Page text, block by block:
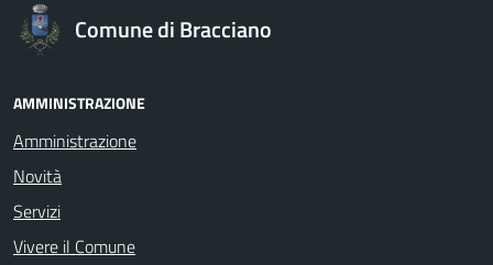
Comune di Bracciano
AMMINISTRAZIONE
Amministrazione
Novità
Servizi
Vivere il Comune